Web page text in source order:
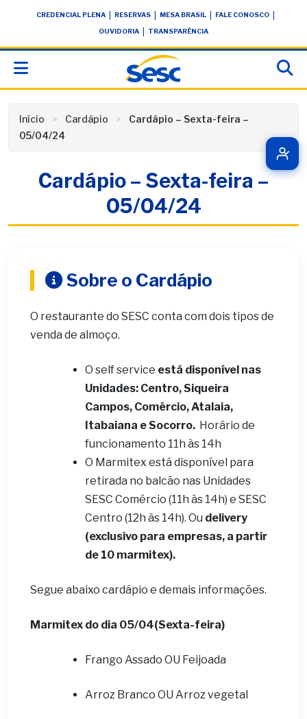
conteúdoCREDENCIAL PLENA RESERVAS MESA BRASIL FALE CONOSCO
OUVIDORIA TRANSPARÊNCIA
Início Cardápio
Cardápio – Sexta-feira –
05/04/24
Cardápio – Sexta-feira –
05/04/24
Sobre o Cardápio
O restaurante do SESC conta com dois tipos de
venda de almoço.
O self service está disponível nas
Unidades: Centro, Siqueira
Campos, Comércio, Atalaia,
Itabaiana e Socorro. Horário de
funcionamento 11h às 14h
O Marmitex está disponível para
retirada no balcão nas Unidades
SESC Comércio (11h às 14h) e SESC
Centro (12h às 14h). Ou delivery
(exclusivo para empresas, a partir
de 10 marmitex).
Segue abaixo cardápio e demais informações.
Marmitex do dia 05/04(Sexta-feira)
Frango Assado OU Feijoada
Arroz Branco OU Arroz vegetal